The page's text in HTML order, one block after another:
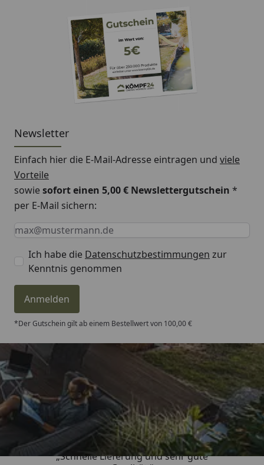
Newsletter
Einfach hier die E-Mail-Adresse eintragen und viele
Vorteile
sowiesofort einen 5,00 € Newslettergutschein *
per E-Mail sichern:
Keine Eingabe erforderlich
Eingabe erforderlich
E-Mail *
Ich habe die Datenschutzbestimmungen zur
Kenntnis genommen
Anmelden
*Der Gutschein gilt ab einem Bestellwert von 100,00 €
Trusted Shops
4,81/ 5
„Schnelle Lieferung und sehr gute